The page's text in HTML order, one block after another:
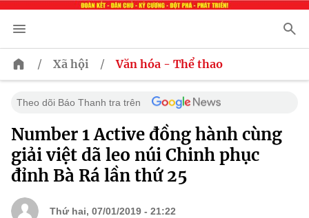
/ Xã hội / Văn hóa - Thể thao
Theo dõi Báo Thanh tra trên
Number 1 Active đồng hành cùng
giải việt dã leo núi Chinh phục
đỉnh Bà Rá lần thứ 25
Thứ hai, 07/01/2019 - 21:22